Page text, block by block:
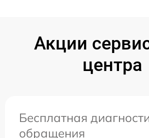
Акции
центра
Бесплатная
обращения